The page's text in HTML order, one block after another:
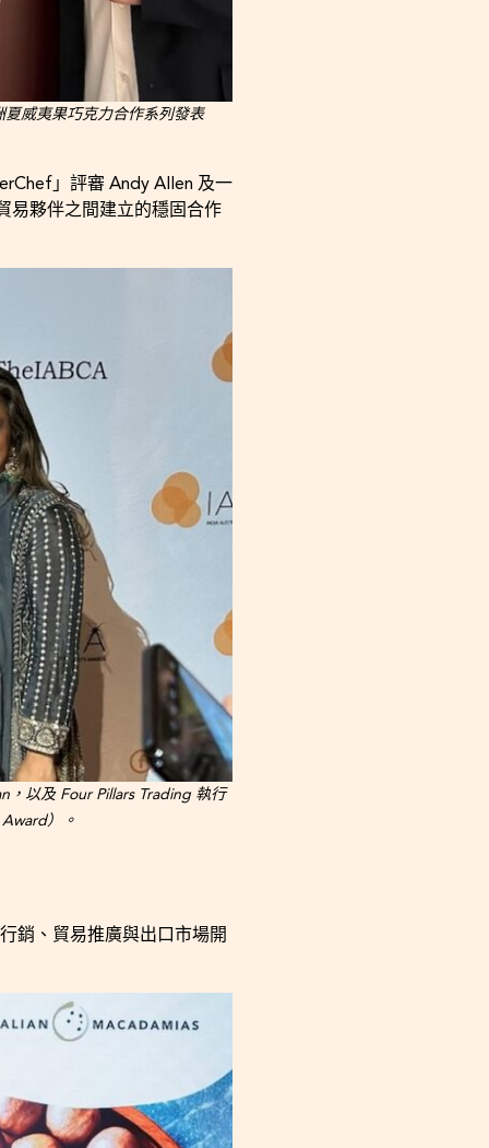
威夷果巧克力合作系列發表
」評審 Andy Allen 及一
易夥伴之間建立的穩固合作
，以及 Four Pillars Trading 執行
）。
銷、貿易推廣與出口市場開